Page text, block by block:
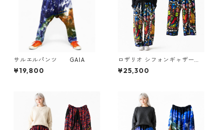
サルエルパンツ GAIA
¥19,800
ロザリオ シフォンギャザーパ
ンツ フリーサイズ（ウエスト6
0㎝〜120㎝まで対応）
¥25,300